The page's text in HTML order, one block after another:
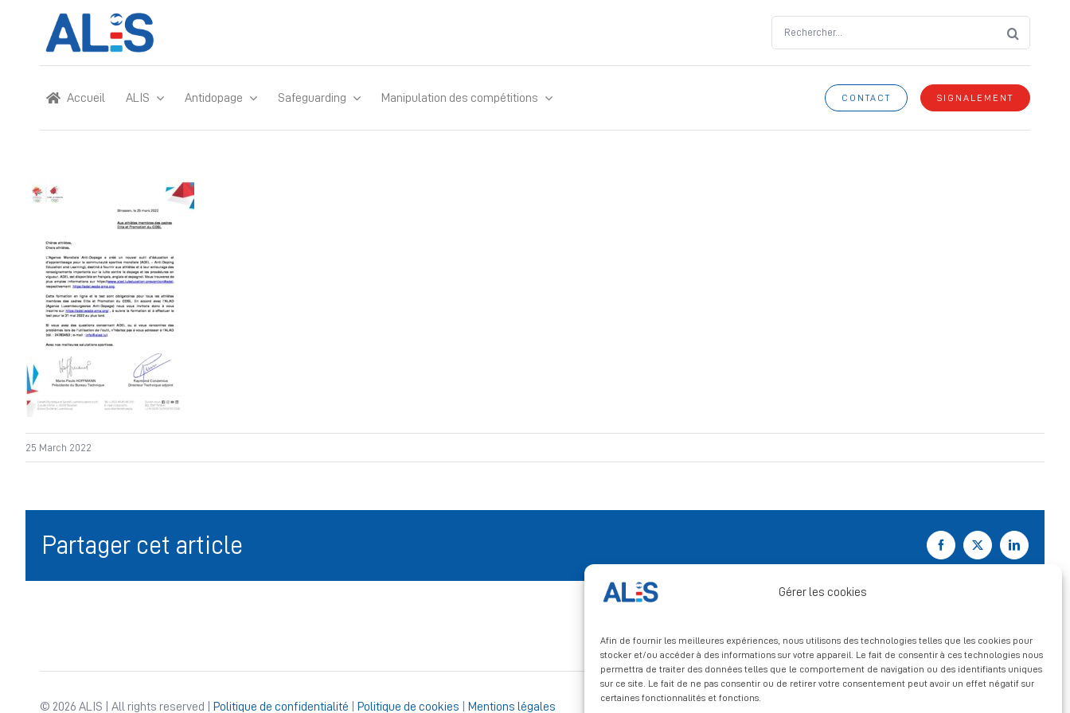
Gérer les cookies
Afin de fournir les meilleures expériences, nous utilisons des technologies telles que les cookies pour
stocker et/ou accéder à des informations sur votre appareil. Le fait de consentir à ces technologies nous
permettra de traiter des données telles que le comportement de navigation ou des identifiants uniques
sur ce site. Le fait de ne pas consentir ou de retirer votre consentement peut avoir un effet négatif sur
certaines fonctionnalités et fonctions.
for:
Accueil ALIS Antidopage Safeguarding Manipulation des compétitions CONTACT SIGNALEMENT
25 March 2022
Partager cet article Facebook
X LinkedIn
© 2026 ALIS | All rights reserved | Politique de confidentialité Politique de cookies Mentions légales